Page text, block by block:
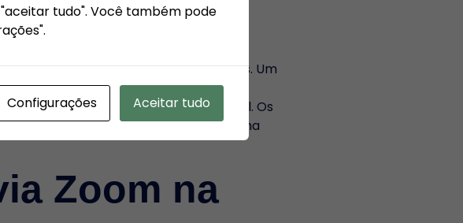
de alguns equipamentos básicos. Um
de internet estável. Além disso, é
transmitir uma imagem profissional. Os
capilares ou de pele de forma
Zoom na
tudo". Você também pode
Configurações Aceitar tudo